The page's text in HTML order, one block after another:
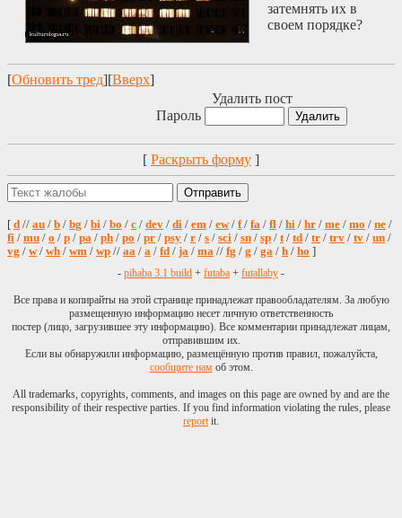
затемнять их в
своем порядке?
[Обновить тред][Вверх]
Удалить пост
Пароль
[ Раскрыть форму ]
[ d // au / b / bg / bi / bo / c / dev / di / em / ew/ f/ fa / fl / hi / hr / me / mo / ne /
fi / mu / o / p / pa / ph / po / pr / psy / r / s / sci / sn / sp / t/ td / tr / trv / tv / un /
vg / w/ wh / wm / wp // aa / a / fd / ja / ma // fg / g / ga / h / ho ]
- pihaba 3.1 build + futaba + futallaby -
Все права и копирайты на этой странице принадлежат правообладателям. За любую
размещенную информацию несет личную ответственность
постер (лицо, загрузившее эту информацию). Все комментарии принадлежат лицам,
отправившим их.
Если вы обнаружили информацию, размещённую против правил, пожалуйста,
сообщите намоб этом.
All trademarks, copyrights, comments, and images on this page are owned by and are the
responsibility of their respective parties. If you find information violating the rules, please
reportit.